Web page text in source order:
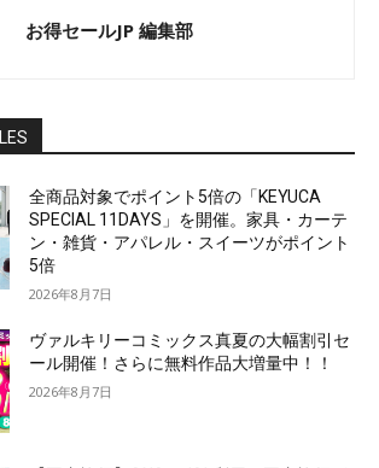
お得セールJP 編集部
全商品対象でポイント5倍の「KEYUCA
SPECIAL 11DAYS」を開催。家具・カーテ
ン・雑貨・アパレル・スイーツがポイント
5倍
2026年8月7日
ヴァルキリーコミックス真夏の大幅割引セ
ール開催！さらに無料作品大増量中！！
2026年8月7日